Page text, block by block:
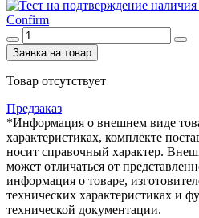
Заявка на товар
Товар отсутствует
Предзаказ
*Информация о внешнем виде
характеристиках, комплекте
носит справочный характер.
может отличаться от
информация о товаре,
технических характеристиках и
технической документации.